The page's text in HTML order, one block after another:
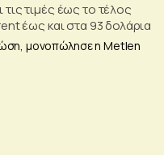
τιμές έως το τέλος
έως και στα 93 δολάρια